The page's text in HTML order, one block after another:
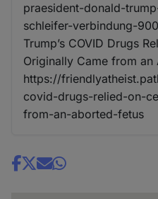
praesident-donald-
schleifer-verbindung-
Trump’s COVID Drugs
Originally Came from an
https://
covid-drugs-relied-on-
from-an-aborted-fetus
Share